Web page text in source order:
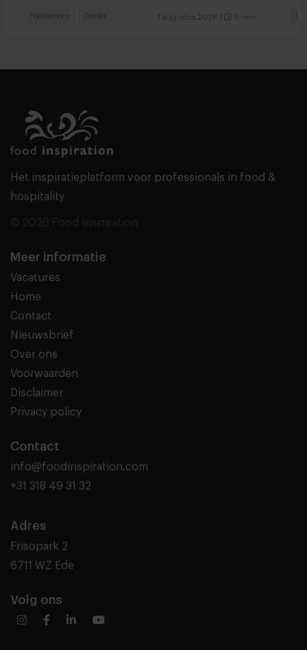
7 augustus 2026 6 min
Foodservice Drinks
Het inspiratieplatform voor professionals in food &
hospitality
Meer informatie
Vacatures
Home
Contact
Nieuwsbrief
Over ons
Voorwaarden
Disclaimer
Privacy policy
Contact
info@foodinspiration.com
+31 318 49 31 32
Adres
Frisopark 2
6711 WZ Ede
Volg ons